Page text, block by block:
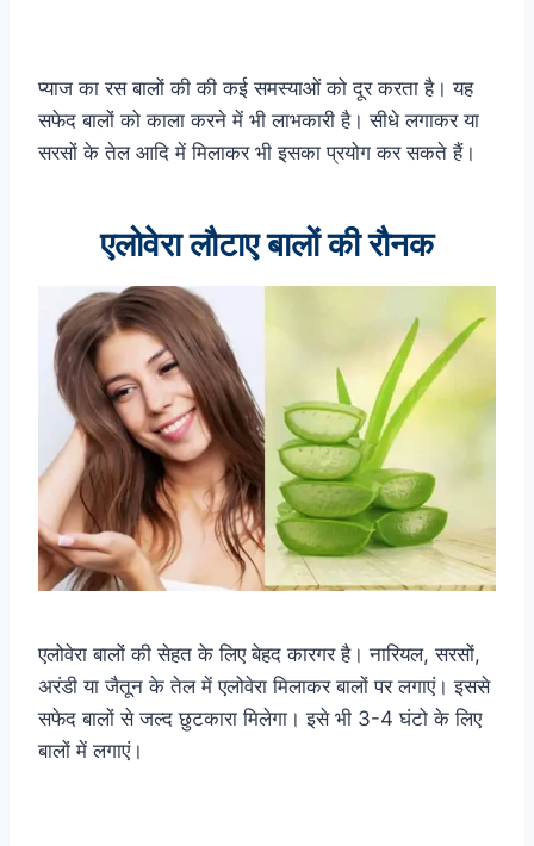
प्याज का रस बालों की की कई समस्याओं को दूर करता है। यह
सफेद बालों को काला करने में भी लाभकारी है। सीधे लगाकर या
सरसों के तेल आदि में मिलाकर भी इसका प्रयोग कर सकते हैं।
एलोवेरा लौटाए बालों की रौनक
एलोवेरा बालों की सेहत के लिए बेहद कारगर है। नारियल, सरसों,
अरंडी या जैतून के तेल में एलोवेरा मिलाकर बालों पर लगाएं। इससे
सफेद बालों से जल्द छुटकारा मिलेगा। इसे भी 3-4 घंटो के लिए
बालों में लगाएं।